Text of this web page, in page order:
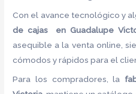
Con el avance tecnológico y
de cajas en Guadalupe
asequible a la venta online,
cómodos y rápidos para el
Para los compradores, la